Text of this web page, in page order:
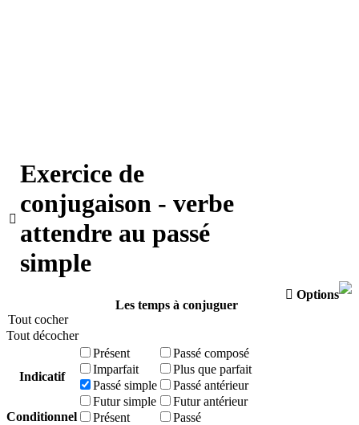

Exercice de
conjugaison - verbe
attendre au passé
simple
 Options
Les temps à conjuguer
Tout cocher
Tout décocher
Indicatif
Présent
Passé composé
Imparfait
Plus que parfait
Passé simple
Passé antérieur
Futur simple
Futur antérieur
Conditionnel
Présent
Passé